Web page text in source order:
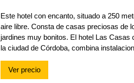
Este hotel con encanto, situado a 250
aire libre. Consta de casas preciosas de
jardines muy bonitos. El hotel Las
la ciudad de Córdoba, combina
Ver precio